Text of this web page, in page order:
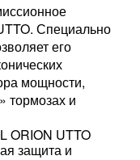
Специально
его
мощности,
тормозах и
ORION UTTO
защита и